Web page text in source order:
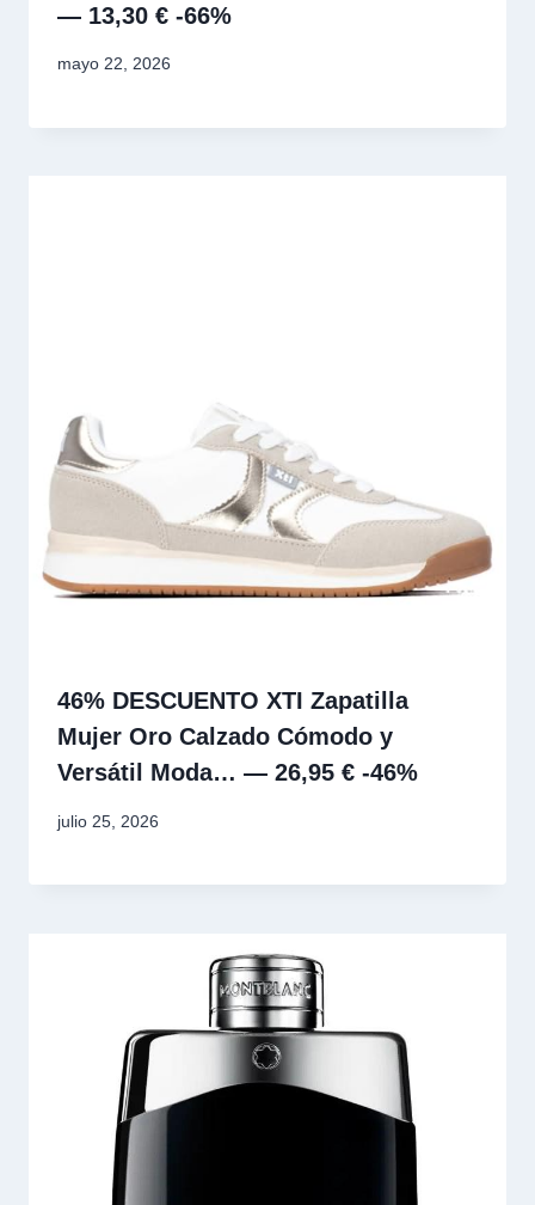
— 13,30 € -66%
mayo 22, 2026
46% DESCUENTO XTI Zapatilla
Mujer Oro Calzado Cómodo y
Versátil Moda… — 26,95 € -46%
julio 25, 2026